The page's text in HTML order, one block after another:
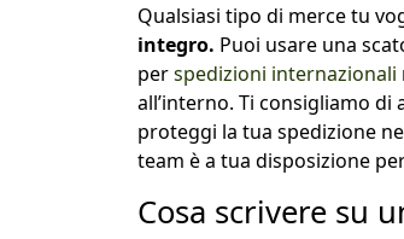
Qualsiasi tipo di merce tu
integro. Puoi usare una
perspedizioni internazionali
all’interno. Ti consigliamo
proteggi la tua spedizione
team è a tua disposizione
Cosa scrivere su